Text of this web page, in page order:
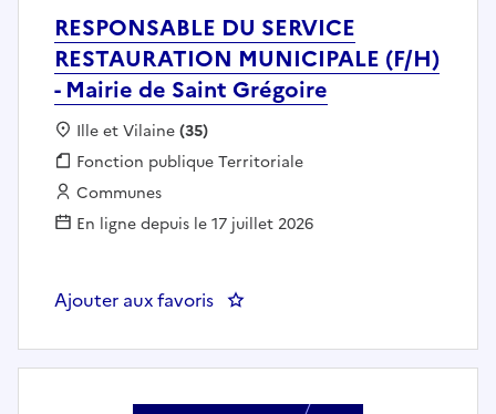
RESPONSABLE DU SERVICE
RESTAURATION MUNICIPALE (F/H)
- Mairie de Saint Grégoire
Localisation :
Ille et Vilaine(35)
Fonction publique :
Fonction publique Territoriale
Employeur :
Communes
En ligne depuis le 17 juillet 2026
Ajouter aux favoris : RESPONSABLE DU SERVICE